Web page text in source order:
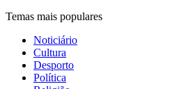
Temas mais populares
Noticiário
Cultura
Desporto
Política